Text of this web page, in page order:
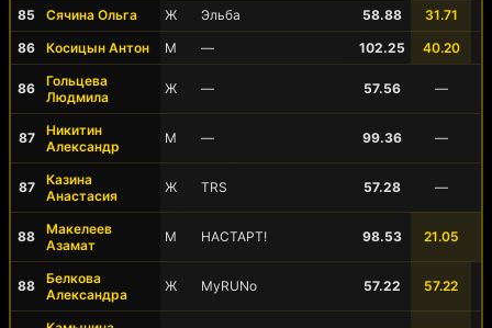
85 Сячина Ольга Ж Эльба 58.88
31.71
86
Косицын Антон М — 102.25 40.20
86
Гольцева
Людмила
Ж — 57.56 —
87
Никитин
Александр
М — 99.36 —
87
Казина
Анастасия
Ж TRS 57.28 —
88
Макелеев
Азамат
М НАСТАРТ! 98.53 21.05
88
Белкова
Александра
Ж MyRUNo 57.22 57.22